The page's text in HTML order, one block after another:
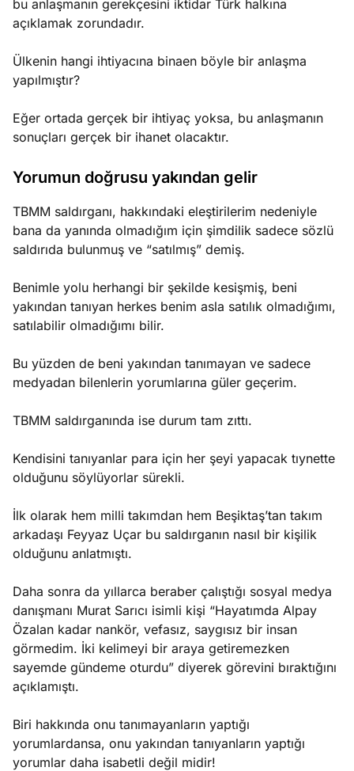
bu anlaşmanın gerekçesini iktidar Türk halkına
açıklamak zorundadır.
Ülkenin hangi ihtiyacına binaen böyle bir anlaşma
yapılmıştır?
Eğer ortada gerçek bir ihtiyaç yoksa, bu anlaşmanın
sonuçları gerçek bir ihanet olacaktır.
Yorumun doğrusu yakından gelir
TBMM saldırganı, hakkındaki eleştirilerim nedeniyle
bana da yanında olmadığım için şimdilik sadece sözlü
saldırıda bulunmuş ve “satılmış” demiş.
Benimle yolu herhangi bir şekilde kesişmiş, beni
yakından tanıyan herkes benim asla satılık olmadığımı,
satılabilir olmadığımı bilir.
Bu yüzden de beni yakından tanımayan ve sadece
medyadan bilenlerin yorumlarına güler geçerim.
TBMM saldırganında ise durum tam zıttı.
Kendisini tanıyanlar para için her şeyi yapacak tıynette
olduğunu söylüyorlar sürekli.
İlk olarak hem milli takımdan hem Beşiktaş’tan takım
arkadaşı Feyyaz Uçar bu saldırganın nasıl bir kişilik
olduğunu anlatmıştı.
Daha sonra da yıllarca beraber çalıştığı sosyal medya
danışmanı Murat Sarıcı isimli kişi “Hayatımda Alpay
Özalan kadar nankör, vefasız, saygısız bir insan
görmedim. İki kelimeyi bir araya getiremezken
sayemde gündeme oturdu” diyerek görevini bıraktığını
açıklamıştı.
Biri hakkında onu tanımayanların yaptığı
yorumlardansa, onu yakından tanıyanların yaptığı
yorumlar daha isabetli değil midir!